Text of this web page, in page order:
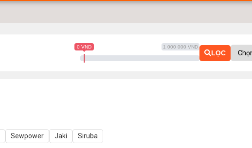
1 000 000 VND
0 VND
LỌC
Sewpower Jaki Siruba